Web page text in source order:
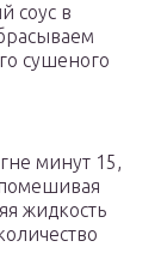
соус в
сушеного
минут 15,
жидкость